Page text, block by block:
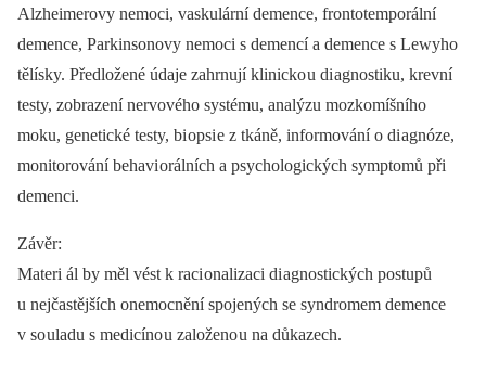
Alzheimerovy nemoci, vaskulární demence, frontotemporální
demence, Parkinsonovy nemoci s demencí a demence s Lewyho
tělísky. Předložené údaje zahrnují klinicko u di agnostiku, krevní
testy, zobrazení nervového systému, analýzu mozkomíšního
moku, genetické testy, bi opsi e z tkáně, informování o di agnóze,
monitorování behavi orálních a psychologických symptomů při
demenci.
Závěr:
Materi ál by měl vést k raci onalizaci di agnostických postupů
u nejčastějších onemocnění spojených se syndromem demence
v so uladu s medicíno u založeno u na důkazech.